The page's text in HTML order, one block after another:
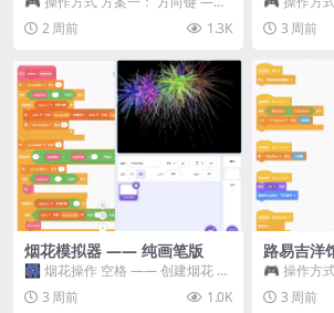
移动 Z —— 跳跃 / 漂移 方案二： ...
2 周前 1.3K
WASD ——
3 周前
烟花模拟器 —— 纯画笔版
🎆 烟花操作 空格 —— 创建烟花 1
~ 3 —— 切换烟花类型 普通烟花
嘶...3 周前 1.0K
路易吉洋
🎮 操作方
跳跃 空格
3 周前